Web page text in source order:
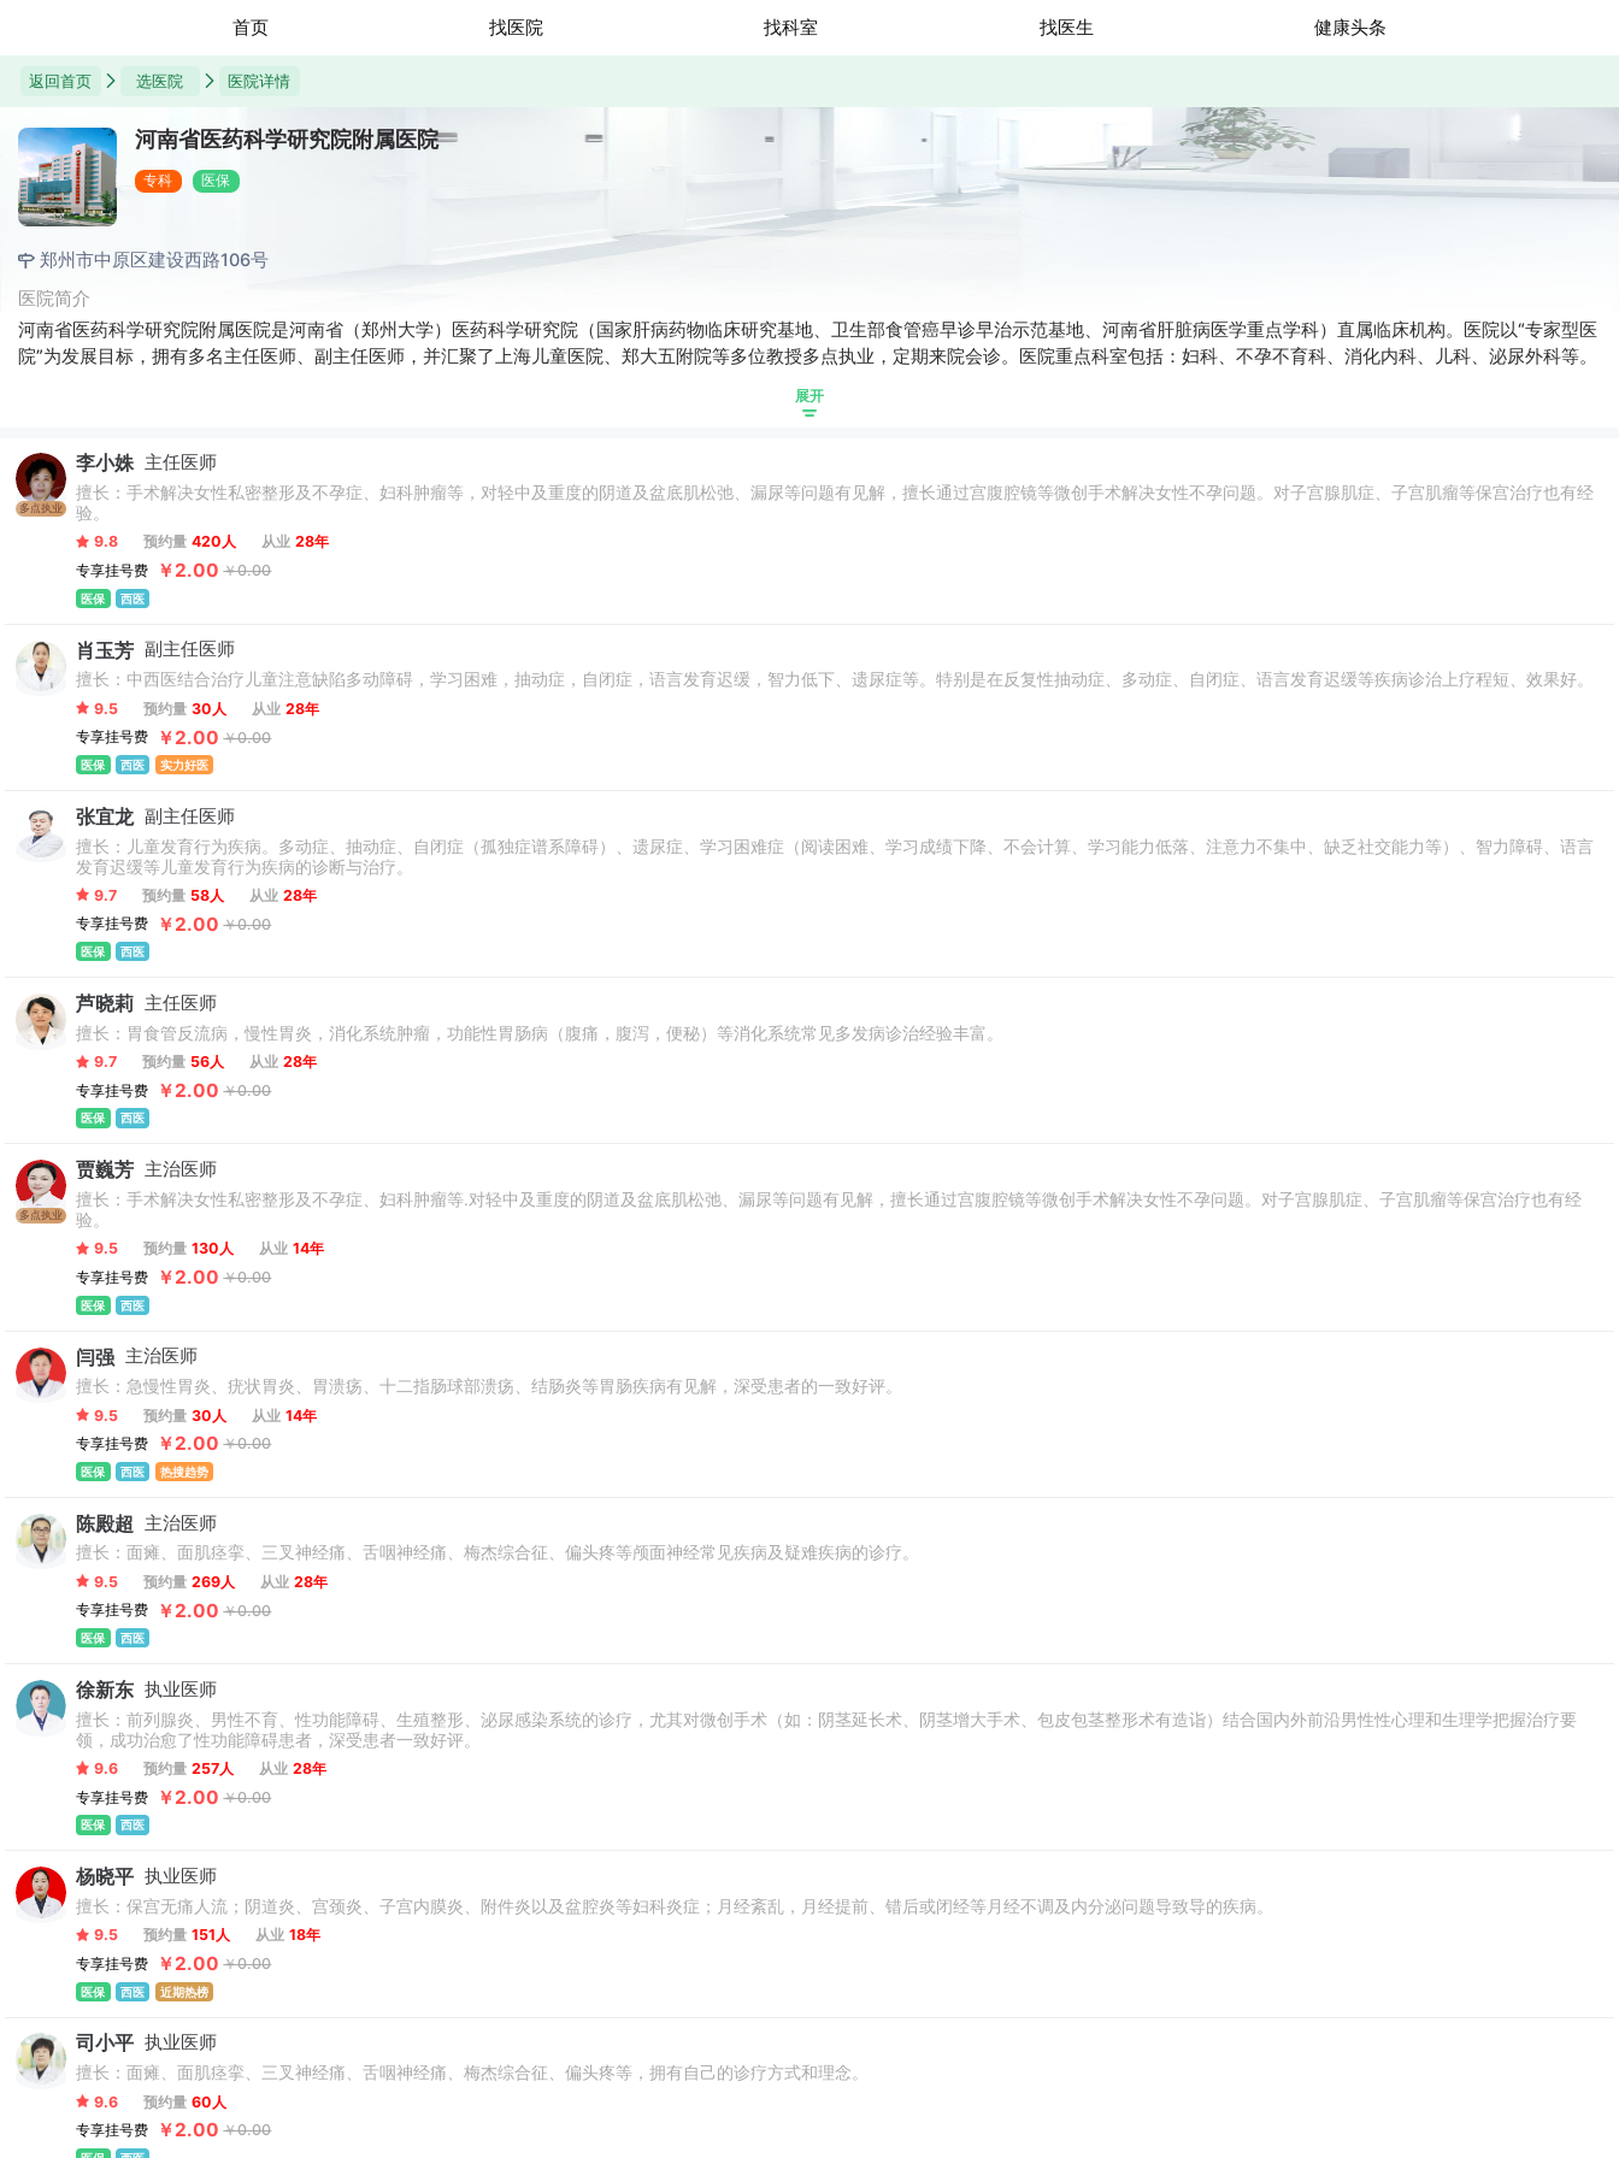
首页 找医院 找科室 找医生 健康头条
返回首页 选医院 医院详情
河南省医药科学研究院附属医院
专科 医保
郑州市中原区建设西路106号
医院简介
河南省医药科学研究院附属医院是河南省（郑州大学）医药科学研究院（国家肝病药物临床研究基地、卫生部食管癌早诊早治示范基地、河南省肝脏病医学重点学科）直属临床机构。医院以“专家型医
院”为发展目标，拥有多名主任医师、副主任医师，并汇聚了上海儿童医院、郑大五附院等多位教授多点执业，定期来院会诊。医院重点科室包括：妇科、不孕不育科、消化内科、儿科、泌尿外科等。
展开
多点执业
李小姝 主任医师
擅长：手术解决女性私密整形及不孕症、妇科肿瘤等，对轻中及重度的阴道及盆底肌松弛、漏尿等问题有见解，擅长通过宫腹腔镜等微创手术解决女性不孕问题。对子宫腺肌症、子宫肌瘤等保宫治疗也有经
验。
9.8 预约量 420人 从业 28年
专享挂号费
￥2.00 ￥0.00
医保 西医
肖玉芳 副主任医师
擅长：中西医结合治疗儿童注意缺陷多动障碍，学习困难，抽动症，自闭症，语言发育迟缓，智力低下、遗尿症等。特别是在反复性抽动症、多动症、自闭症、语言发育迟缓等疾病诊治上疗程短、效果好。
9.5 预约量 30人 从业 28年
专享挂号费
￥2.00 ￥0.00
医保 西医 实力好医
张宜龙 副主任医师
擅长：儿童发育行为疾病。多动症、抽动症、自闭症（孤独症谱系障碍）、遗尿症、学习困难症（阅读困难、学习成绩下降、不会计算、学习能力低落、注意力不集中、缺乏社交能力等）、智力障碍、语言
发育迟缓等儿童发育行为疾病的诊断与治疗。
9.7 预约量 58人 从业 28年
专享挂号费
￥2.00 ￥0.00
医保 西医
芦晓莉 主任医师
擅长：胃食管反流病，慢性胃炎，消化系统肿瘤，功能性胃肠病（腹痛，腹泻，便秘）等消化系统常见多发病诊治经验丰富。
9.7 预约量 56人 从业 28年
专享挂号费
￥2.00 ￥0.00
医保 西医
多点执业
贾巍芳 主治医师
擅长：手术解决女性私密整形及不孕症、妇科肿瘤等.对轻中及重度的阴道及盆底肌松弛、漏尿等问题有见解，擅长通过宫腹腔镜等微创手术解决女性不孕问题。对子宫腺肌症、子宫肌瘤等保宫治疗也有经
验。
9.5 预约量 130人 从业 14年
专享挂号费
￥2.00 ￥0.00
医保 西医
闫强 主治医师
擅长：急慢性胃炎、疣状胃炎、胃溃疡、十二指肠球部溃疡、结肠炎等胃肠疾病有见解，深受患者的一致好评。
9.5 预约量 30人 从业 14年
专享挂号费
￥2.00 ￥0.00
医保 西医 热搜趋势
陈殿超 主治医师
擅长：面瘫、面肌痉挛、三叉神经痛、舌咽神经痛、梅杰综合征、偏头疼等颅面神经常见疾病及疑难疾病的诊疗。
9.5 预约量 269人 从业 28年
专享挂号费
￥2.00 ￥0.00
医保 西医
徐新东 执业医师
擅长：前列腺炎、男性不育、性功能障碍、生殖整形、泌尿感染系统的诊疗，尤其对微创手术（如：阴茎延长术、阴茎增大手术、包皮包茎整形术有造诣）结合国内外前沿男性性心理和生理学把握治疗要
领，成功治愈了性功能障碍患者，深受患者一致好评。
9.6 预约量 257人 从业 28年
专享挂号费
￥2.00 ￥0.00
医保 西医
杨晓平 执业医师
擅长：保宫无痛人流；阴道炎、宫颈炎、子宫内膜炎、附件炎以及盆腔炎等妇科炎症；月经紊乱，月经提前、错后或闭经等月经不调及内分泌问题导致导的疾病。
9.5 预约量 151人 从业 18年
专享挂号费
￥2.00 ￥0.00
医保 西医 近期热榜
司小平 执业医师
擅长：面瘫、面肌痉挛、三叉神经痛、舌咽神经痛、梅杰综合征、偏头疼等，拥有自己的诊疗方式和理念。
9.6 预约量 60人
专享挂号费
￥2.00 ￥0.00